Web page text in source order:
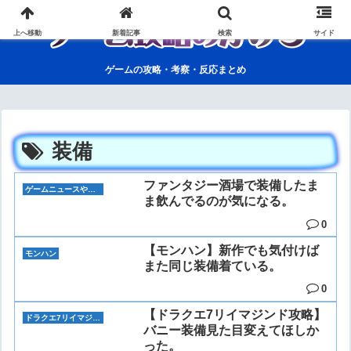
ゲームの攻略・考察・反応まとめ
装備
ゲームニュースや雑談
ファンタジー酒場で装備したま
ま飲んでるのが気になる。
0
モンハン
【モンハン】新作でも気付けば
また同じ装備着ている。
0
ドラクエ7リイマジンド
【ドラクエ7リイマジンド攻略】
バニー装備見た目変えてほしか
った。
上へ移動 新着記事 検索 サイド